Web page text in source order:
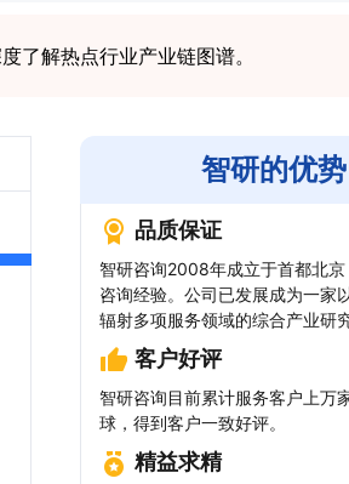
了解热点行业产业链图谱。
智研的优势
品质保证
智研咨询2008年成立于首都北
咨询经验。公司已发展成为一家
辐射多项服务领域的综合产业研
客户好评
智研咨询目前累计服务客户上万
球，得到客户一致好评。
精益求精